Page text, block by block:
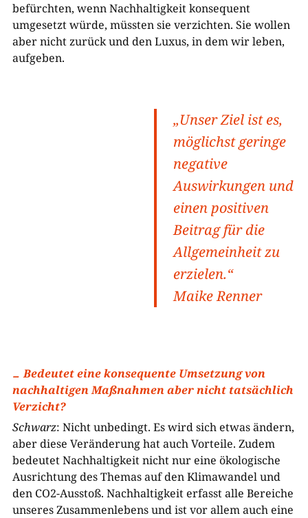
befürchten, wenn Nachhaltigkeit konsequent
umgesetzt würde, müssten sie verzichten. Sie wollen
aber nicht zurück und den Luxus, in dem wir leben,
aufgeben.
„Unser Ziel ist es,
möglichst geringe
negative
Auswirkungen und
einen positiven
Beitrag für die
Allgemeinheit zu
erzielen.“
Maike Renner
Bedeutet eine konsequente Umsetzung von
nachhaltigen Maßnahmen aber nicht tatsächlich
Verzicht?
Schwarz: Nicht unbedingt. Es wird sich etwas ändern,
aber diese Veränderung hat auch Vorteile. Zudem
bedeutet Nachhaltigkeit nicht nur eine ökologische
Ausrichtung des Themas auf den Klimawandel und
den CO2-Ausstoß. Nachhaltigkeit erfasst alle Bereiche
unseres Zusammenlebens und ist vor allem auch eine